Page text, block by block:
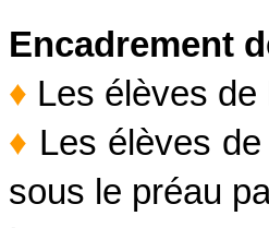
Encadrement
♦ Les élèves
♦ Les élèves
sous le préau